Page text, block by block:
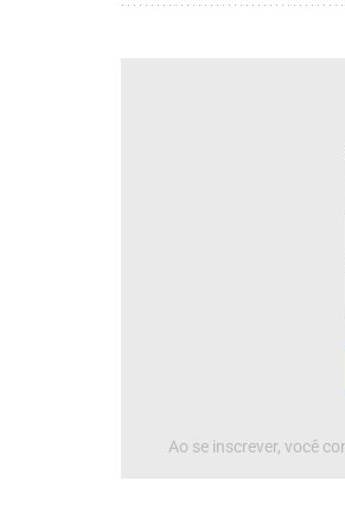
Ao se inscrever, você